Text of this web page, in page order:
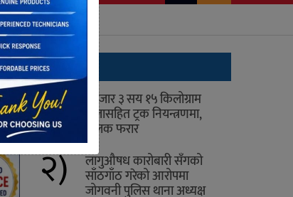
ताजा
१) १ हजार ३ सय १५ किलोग्राम
गाँजासहित ट्रक नियन्त्रणमा,
चालक फरार
२) लागुऔषध कारोबारी सँगको
साँठगाँठ गरेको आरोपमा
जोगवनी पुलिस थाना अध्यक्ष